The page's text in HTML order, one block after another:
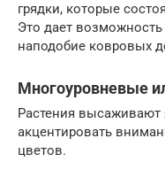
грядки, которые
Это дает
наподобие ковровых
Многоуровневые
Растения высаживают
акцентировать
цветов.